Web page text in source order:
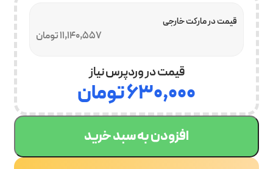
11,140,557 تومان
قیمت در مارکت خارجی
قیمت در وردپرس نیاز
۶۳۰,۰۰۰تومان
افزودن به سبد خرید